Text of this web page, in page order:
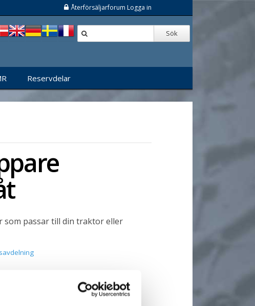
Återförsäljarforum Logga in
Sök
Reservdelar
passar till din traktor eller